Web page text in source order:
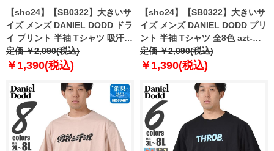
【sho24】【SB0322】大きいサ
イズ メンズ DANIEL DODD ドラ
イ プリント 半袖 Tシャツ 吸汗速
乾 azt-2402dry
定価 ￥2,090(税込)
￥1,390(税込)
【sho24】【SB0322】大きいサ
イズ メンズ DANIEL DODD プリ
ント 半袖 Tシャツ 全8色 azt-
2402pt1
定価 ￥2,090(税込)
￥1,390(税込)